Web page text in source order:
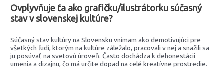
Ovplyvňuje ťa ako grafičku/ilustrátorku súčasný
stav v slovenskej kultúre?
Súčasný stav kultúry na Slovensku vnímam ako demotivujúci pre
všetkých ľudí, ktorým na kultúre záležalo, pracovali v nej a snažili sa
ju posúvať na svetovú úroveň. Často dochádza k dehonestácii
umenia a dizajnu, čo má určite dopad na celé kreatívne prostredie.